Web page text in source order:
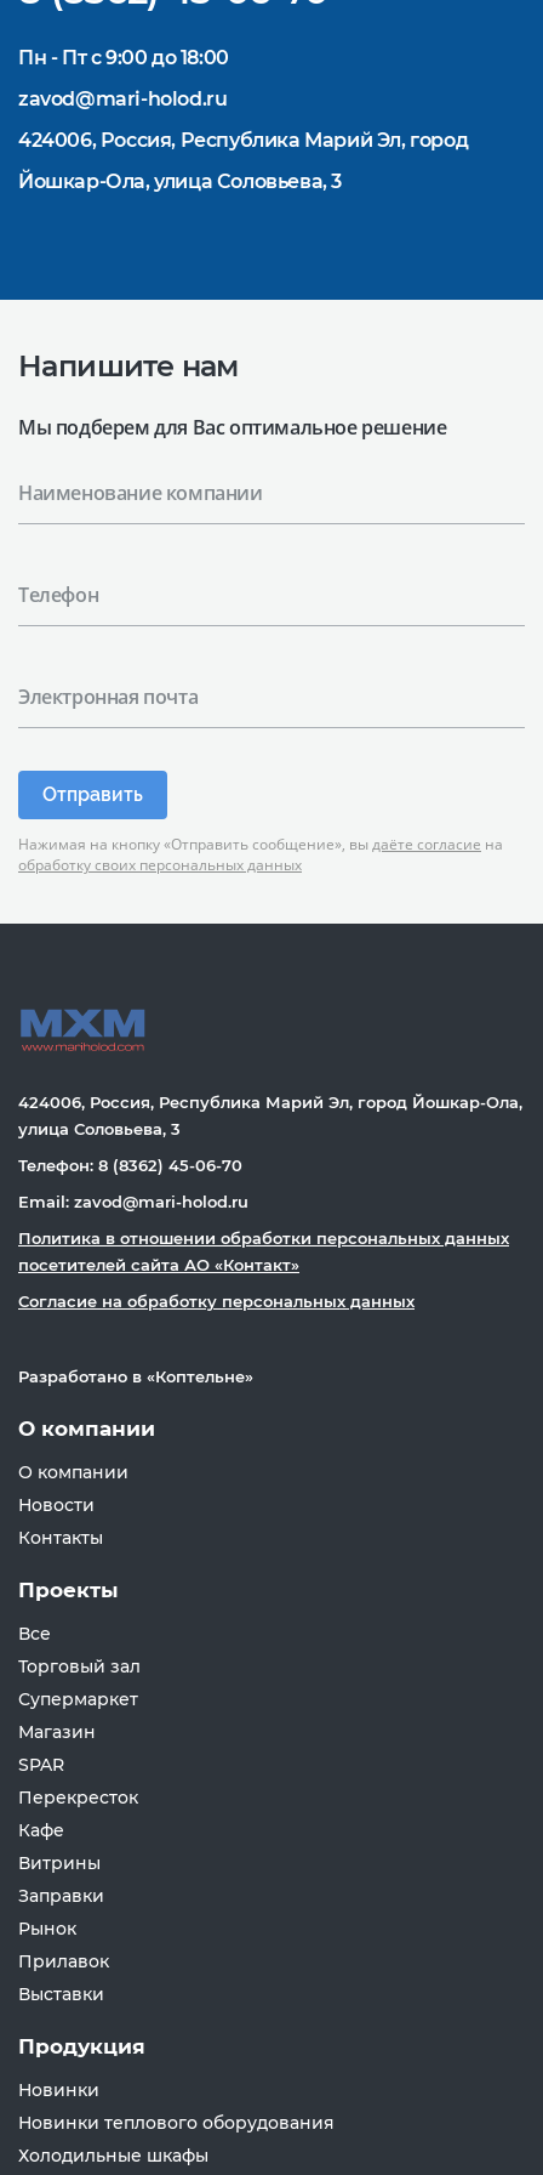
Пн - Пт с 9:00 до 18:00
zavod@mari-holod.ru
424006, Россия, Республика Марий Эл, город
Йошкар-Ола, улица Соловьева, 3
Напишите нам
Мы подберем для Вас оптимальное решение
Наименование компании
Телефон
Электронная почта
Отправить
Нажимая на кнопку «Отправить сообщение», вы даёте согласие на
обработку своих персональных данных
424006, Россия, Республика Марий Эл, город Йошкар-Ола,
улица Соловьева, 3
Телефон: 8 (8362) 45-06-70
Email: zavod@mari-holod.ru
Политика в отношении обработки персональных данных
посетителей сайта АО «Контакт»
Согласие на обработку персональных данных
Разработано в «Коптельне»
О компании
О компании
Новости
Контакты
Проекты
Все
Торговый зал
Супермаркет
Магазин
SPAR
Перекресток
Кафе
Витрины
Заправки
Рынок
Прилавок
Выставки
Продукция
Новинки
Новинки теплового оборудования
Холодильные шкафы